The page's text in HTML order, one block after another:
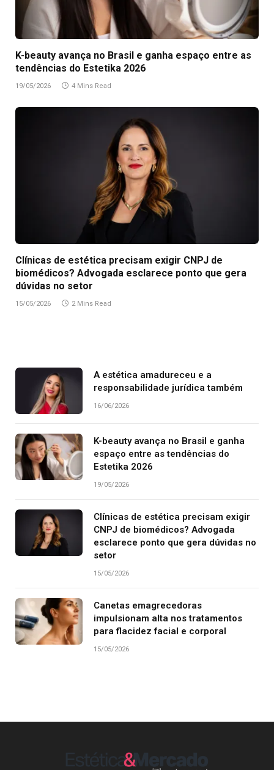
K-beauty avança no Brasil e ganha espaço entre as
tendências do Estetika 2026
19/05/2026 4 Mins Read
Clínicas de estética precisam exigir CNPJ de
biomédicos? Advogada esclarece ponto que gera
dúvidas no setor
15/05/2026 2 Mins Read
A estética amadureceu e a
responsabilidade jurídica também
16/06/2026
K-beauty avança no Brasil e ganha
espaço entre as tendências do
Estetika 2026
19/05/2026
Clínicas de estética precisam exigir
CNPJ de biomédicos? Advogada
esclarece ponto que gera dúvidas no
setor
15/05/2026
Canetas emagrecedoras
impulsionam alta nos tratamentos
para flacidez facial e corporal
15/05/2026